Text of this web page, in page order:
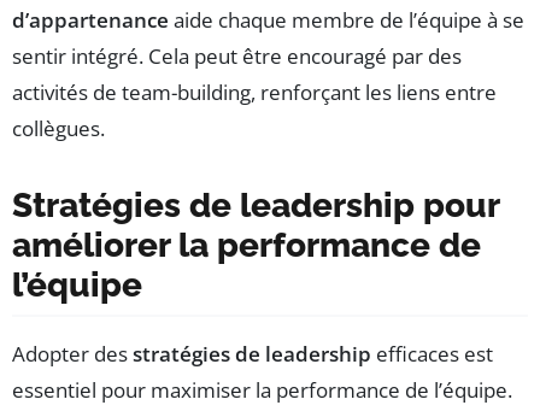
d’appartenance aide chaque membre de l’équipe à se
sentir intégré. Cela peut être encouragé par des
activités de team-building, renforçant les liens entre
collègues.
Stratégies de leadership pour
améliorer la performance de
l’équipe
Adopter desstratégies de leadership efficaces est
essentiel pour maximiser la performance de l’équipe.